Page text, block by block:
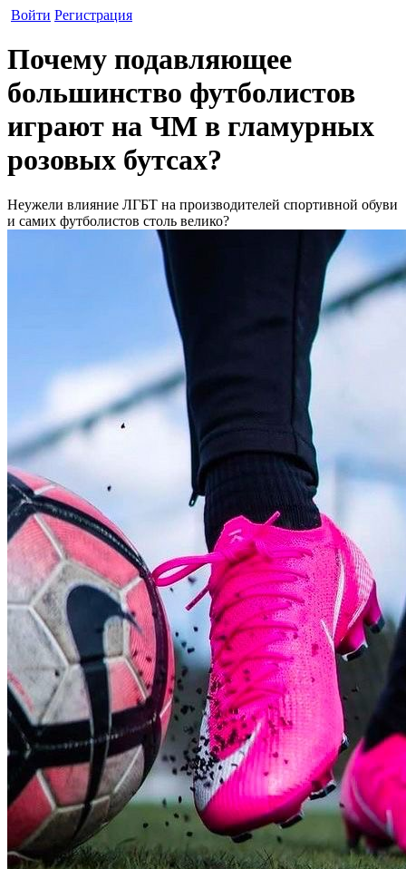
Войти Регистрация
Почему подавляющее
большинство футболистов
играют на ЧМ в гламурных
розовых бутсах?
Неужели влияние ЛГБТ на производителей спортивной обуви
и самих футболистов столь велико?